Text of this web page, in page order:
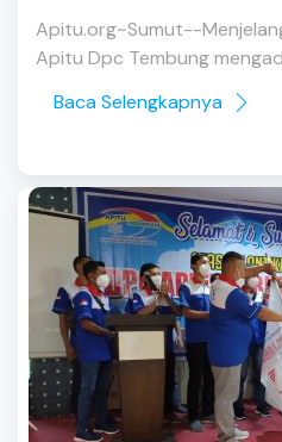
Apitu.org~Sumut--
Apitu Dpc Tembung
Baca Selengkapnya